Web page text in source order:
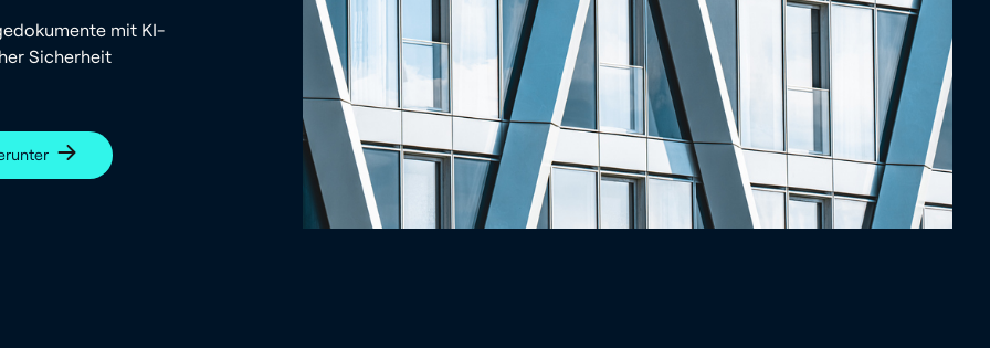
mit KI-
Sicherheit